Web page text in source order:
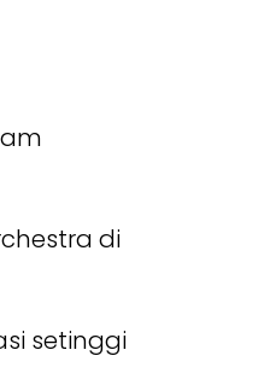
di
setinggi